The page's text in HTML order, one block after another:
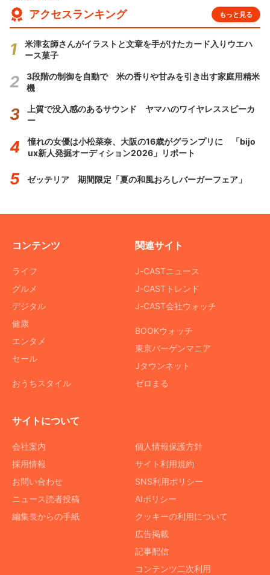
アクセスランキング もっと見る
米津玄師さんがイラストと文章を手がけたカード入りウエハ
ース菓子
3段階の制御を自動で 米の香りや甘みを引き出す家庭用精米
機
上質で没入感のあるサウンド ヤマハのワイヤレススピーカ
ー
憧れの女優は小松菜奈、大阪の16歳がグランプリに 「bijo
ux新人発掘オーディション2026」リポート
ゼッテリア 期間限定「夏の和風おろしバーガーフェア」
コンテンツ
ライフ
グルメ
デジタル
健康
エンタメ
セール
おうちスタイル
関連サイト
J-CASTニュース
J-CASTトレンド
J-CAST会社ウォッチ
BOOKウォッチ
東京バーゲンマニア
Jタウンネット
ゼロまる
サイトについて
会社案内
採用情報
お問い合わせ
ニュース読者投稿
編集長からの手紙
個人情報保護方針
サイト利用規約
SNS利用ポリシー
AIポリシー
クッキーの利用について
広告掲載
記事配信
コンテンツ二次利用